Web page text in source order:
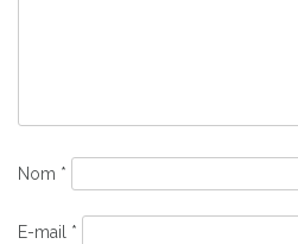
Nom *
E-mail *